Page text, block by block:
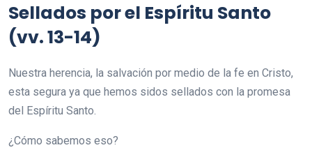
Sellados por el Espíritu Santo
(vv. 13-14)
Nuestra herencia, la salvación por medio de la fe en Cristo,
esta segura ya que hemos sidos sellados con la promesa
del Espíritu Santo.
¿Cómo sabemos eso?